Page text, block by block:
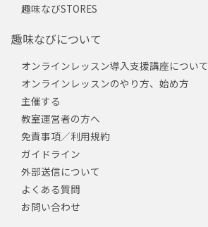
趣味なびSTORES
趣味なびについて
オンラインレッスン導入支援講座について
オンラインレッスンのやり方、始め方
主催する
教室運営者の方へ
免責事項／利用規約
ガイドライン
外部送信について
よくある質問
お問い合わせ